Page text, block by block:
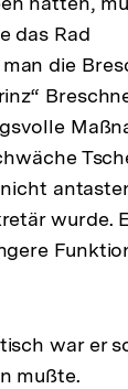
das Rad
die
wurde.
war er
mußte.